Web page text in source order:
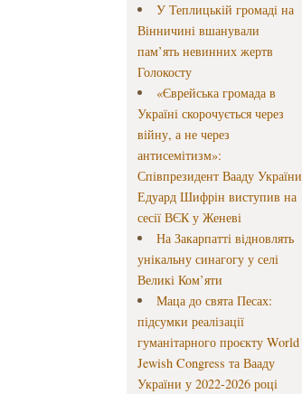
У Теплицькій громаді на
Вінничині вшанували
пам’ять невинних жертв
Голокосту
«Єврейська громада в
Україні скорочується через
війну, а не через
антисемітизм»:
Співпрезидент Вааду України
Едуард Шифрін виступив на
сесії ВЄК у Женеві
На Закарпатті відновлять
унікальну синагогу у селі
Великі Ком’яти
Маца до свята Песах:
підсумки реалізації
гуманітарного проєкту World
Jewish Congress та Вааду
України у 2022-2026 році